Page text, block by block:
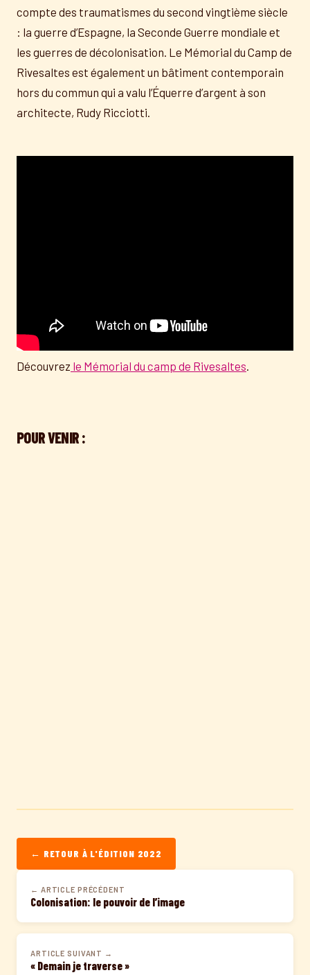
compte des traumatismes du second vingtième siècle
: la guerre d’Espagne, la Seconde Guerre mondiale et
les guerres de décolonisation. Le Mémorial du Camp de
Rivesaltes est également un bâtiment contemporain
hors du commun qui a valu l’Équerre d’argent à son
architecte, Rudy Ricciotti.
Découvrez le Mémorial du camp de Rivesaltes
POUR VENIR :
← RETOUR À L'ÉDITION 2022
← ARTICLE PRÉCÉDENT
Colonisation: le pouvoir de l’image
ARTICLE SUIVANT →
« Demain je traverse »